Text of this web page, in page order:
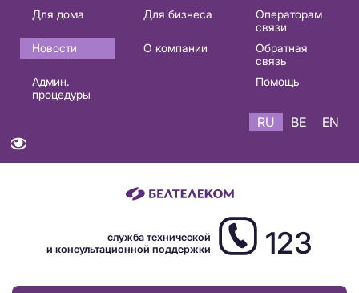
Основная
навигация
RU
Для дома Для бизнеса
Операторам
связи
Новости
О компании
Обратная
связь
Админ.
процедуры
Помощь
RU BE EN
служба технической
и консультационной поддержки
123